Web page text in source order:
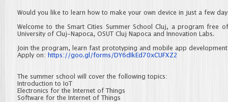
Would you like to learn how to make your own device in just a few
Welcome to the Smart Cities Summer School Cluj, a program free
University of Cluj-Napoca, OSUT Cluj Napoca and Innovation Labs.
Join the program, learn fast prototyping and mobile app
Apply on:
https://goo.gl/forms/DY6dIkEd70xCUFXZ2
The summer school will cover the following topics:
Introduction to IoT
Electronics for the Internet of Things
Software for the Internet of Things